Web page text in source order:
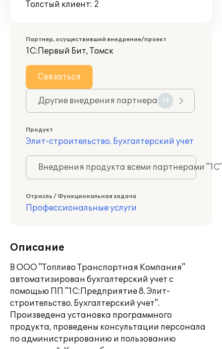
Толстый клиент: 2
Партнер, осуществивший внедрение/проект
1С:Первый Бит, Томск
Связаться
Другие внедрения партнера 13
Продукт
Элит-строительство. Бухгалтерский учет
Внедрения продукта всеми партнерами
Отрасль / Функциональная задача
Профессиональные услуги
Описание
В ООО "Топливо Транспортная Компания"
автоматизирован бухгалтерский учет с
помощью ПП "1С:Предприятие 8. Элит-
строительство. Бухгалтерский учет".
Произведена установка программного
продукта, проведены консультации персонала
по администрированию и пользованию